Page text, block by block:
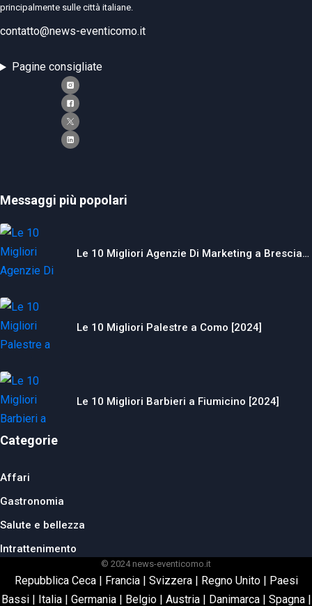
principalmente sulle città italiane.
contatto@news-eventicomo.it
Pagine consigliate
Messaggi più popolari
Le 10 Migliori Agenzie Di Marketing a Brescia…
Le 10 Migliori Palestre a Como [2024]
Le 10 Migliori Barbieri a Fiumicino [2024]
Categorie
Affari
Gastronomia
Salute e bellezza
Intrattenimento
© 2024 news-eventicomo.it
Repubblica Ceca| Francia| Svizzera| Regno Unito|
Paesi
Bassi| Italia| Germania| Belgio| Austria| Danimarca| Spagna|